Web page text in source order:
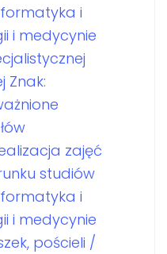
i
i medycynie
Znak:
zajęć
studiów
i
i medycynie
pościeli /